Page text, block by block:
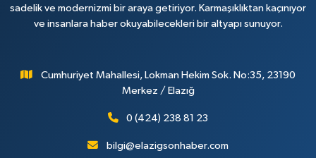
sadelik ve modernizmi bir araya getiriyor. Karmaşıklıktan kaçınıyor
ve insanlara haber okuyabilecekleri bir altyapı sunuyor.
Cumhuriyet Mahallesi, Lokman Hekim Sok. No:35, 23190
Merkez / Elazığ
0 (424) 238 81 23
bilgi@elazigsonhaber.com